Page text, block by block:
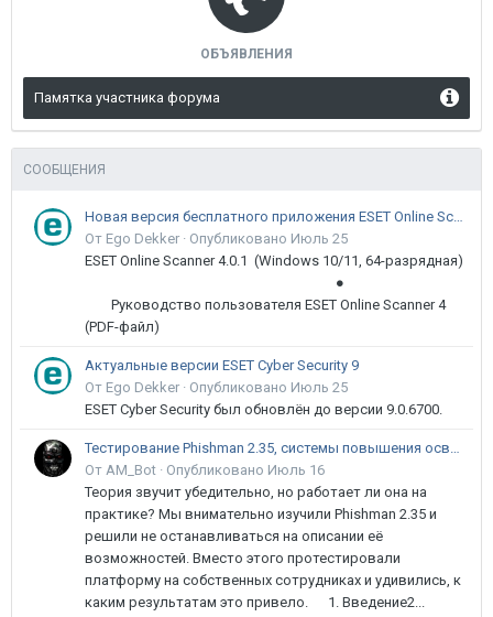
ОБЪЯВЛЕНИЯ
Памятка участника форума
СООБЩЕНИЯ
Новая версия бесплатного приложения ESET Online Scanner доступна пользователям
От Ego Dekker · Опубликовано Июль 25
ESET Online Scanner 4.0.1 (Windows 10/11, 64-разрядная)
●
Руководство пользователя ESET Online Scanner 4
(PDF-файл)
Актуальные версии ESET Cyber Security 9
От Ego Dekker · Опубликовано Июль 25
ESET Cyber Security был обновлён до версии 9.0.6700.
Тестирование Phishman 2.35, системы повышения осведомлённости пользователей в сфере ИБ
От AM_Bot · Опубликовано Июль 16
Теория звучит убедительно, но работает ли она на
практике? Мы внимательно изучили Phishman 2.35 и
решили не останавливаться на описании её
возможностей. Вместо этого протестировали
платформу на собственных сотрудниках и удивились, к
каким результатам это привело. 1. Введение2...